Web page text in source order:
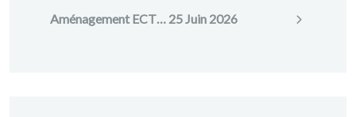
Aménagement ECT… 25 Juin 2026